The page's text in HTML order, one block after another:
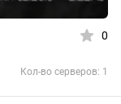
0
Кол-во серверов: 1